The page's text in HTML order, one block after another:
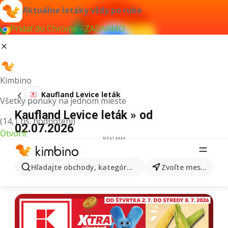
Aktuálne letáky vždy po ruke
Pridať do Chrome - ZADARMO
Kimbino
Všetky ponuky na jednom mieste
(14,1 tis. hodnotení)
Otvoriť
Hľadajte obchody, kategórie, produkty... Zvoľte mesto
Kaufland Levice leták
Kaufland Levice leták » od
02.07.2026
REKLAMA